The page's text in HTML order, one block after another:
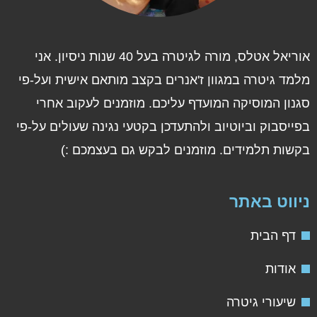
אוריאל אטלס, מורה לגיטרה בעל 40 שנות ניסיון. אני
מלמד גיטרה במגוון ז'אנרים בקצב מותאם אישית ועל-פי
סגנון המוסיקה המועדף עליכם. מוזמנים לעקוב אחרי
בפייסבוק וביוטיוב ולהתעדכן בקטעי נגינה שעולים על-פי
בקשות תלמידים. מוזמנים לבקש גם בעצמכם :)
ניווט באתר
דף הבית
אודות
שיעורי גיטרה